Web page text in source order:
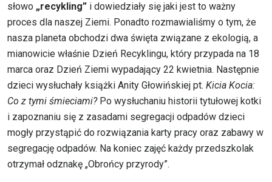
słowo „recykling” i dowiedziały się jaki jest to ważny
proces dla naszej Ziemi. Ponadto rozmawialiśmy o tym, że
nasza planeta obchodzi dwa święta związane z ekologią, a
mianowicie właśnie Dzień Recyklingu, który przypada na 18
marca oraz Dzień Ziemi wypadający 22 kwietnia. Następnie
dzieci wysłuchały książki Anity Głowińskiej pt. Kicia Kocia:
Co z tymi śmieciami?Po wysłuchaniu historii tytułowej kotki
i zapoznaniu się z zasadami segregacji odpadów dzieci
mogły przystąpić do rozwiązania karty pracy oraz zabawy w
segregację odpadów. Na koniec zajęć każdy przedszkolak
otrzymał odznakę „Obrońcy przyrody”.